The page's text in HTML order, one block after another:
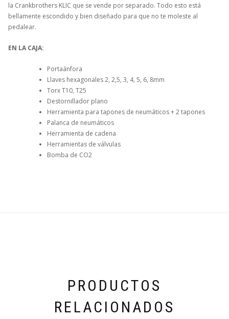
la Crankbrothers KLIC que se vende por separado. Todo esto está
bellamente escondido y bien diseñado para que no te moleste al
pedalear.
EN LA CAJA:
Portaánfora
Llaves hexagonales 2, 2,5, 3, 4, 5, 6, 8mm
Torx T10, T25
Destornillador plano
Herramienta para tapones de neumáticos + 2 tapones
Palanca de neumáticos
Herramienta de cadena
Herramientas de válvulas
Bomba de CO2
PRODUCTOS
RELACIONADOS